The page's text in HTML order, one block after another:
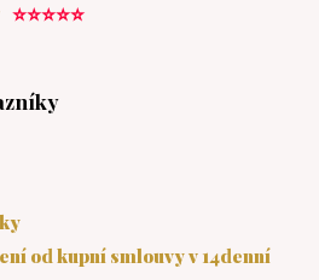
⭐⭐⭐⭐⭐
od kupní smlouvy v 14denní